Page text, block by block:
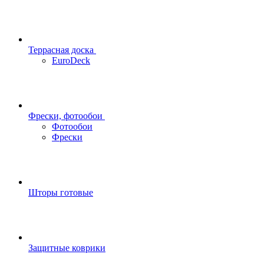
Террасная доска
EuroDeck
Фрески, фотообои
Фотообои
Фрески
Шторы готовые
Защитные коврики